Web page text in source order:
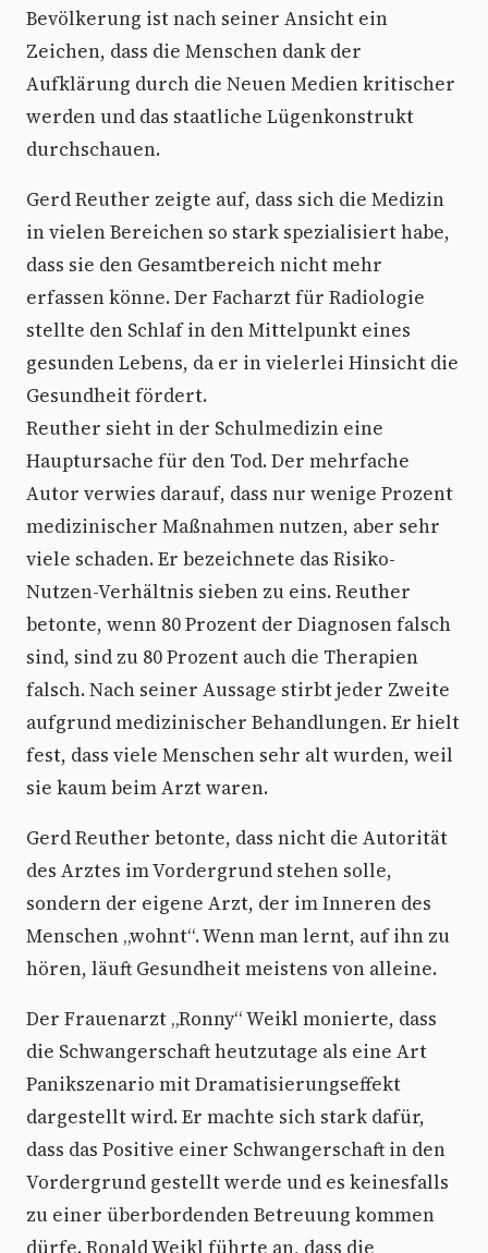
Bevölkerung ist nach seiner Ansicht ein
Zeichen, dass die Menschen dank der
Aufklärung durch die Neuen Medien kritischer
werden und das staatliche Lügenkonstrukt
durchschauen.
Gerd Reuther zeigte auf, dass sich die Medizin
in vielen Bereichen so stark spezialisiert habe,
dass sie den Gesamtbereich nicht mehr
erfassen könne. Der Facharzt für Radiologie
stellte den Schlaf in den Mittelpunkt eines
gesunden Lebens, da er in vielerlei Hinsicht die
Gesundheit fördert.
Reuther sieht in der Schulmedizin eine
Hauptursache für den Tod. Der mehrfache
Autor verwies darauf, dass nur wenige Prozent
medizinischer Maßnahmen nutzen, aber sehr
viele schaden. Er bezeichnete das Risiko-
Nutzen-Verhältnis sieben zu eins. Reuther
betonte, wenn 80 Prozent der Diagnosen falsch
sind, sind zu 80 Prozent auch die Therapien
falsch. Nach seiner Aussage stirbt jeder Zweite
aufgrund medizinischer Behandlungen. Er hielt
fest, dass viele Menschen sehr alt wurden, weil
sie kaum beim Arzt waren.
Gerd Reuther betonte, dass nicht die Autorität
des Arztes im Vordergrund stehen solle,
sondern der eigene Arzt, der im Inneren des
Menschen „wohnt“. Wenn man lernt, auf ihn zu
hören, läuft Gesundheit meistens von alleine.
Der Frauenarzt „Ronny“ Weikl monierte, dass
die Schwangerschaft heutzutage als eine Art
Panikszenario mit Dramatisierungseffekt
dargestellt wird. Er machte sich stark dafür,
dass das Positive einer Schwangerschaft in den
Vordergrund gestellt werde und es keinesfalls
zu einer überbordenden Betreuung kommen
dürfe. Ronald Weikl führte an, dass die